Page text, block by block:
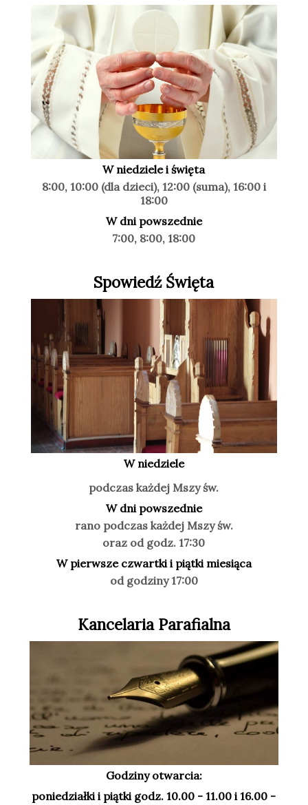
W niedziele i święta
8:00, 10:00 (dla dzieci), 12:00 (suma), 16:00 i
18:00
W dni powszednie
7:00, 8:00, 18:00
Spowiedź Święta
W niedziele
podczas każdej Mszy św.
W dni powszednie
rano podczas każdej Mszy św.
oraz od godz. 17:30
W pierwsze czwartki i piątki miesiąca
od godziny 17:00
Kancelaria Parafialna
Godziny otwarcia:
poniedziałki i piątki godz. 10.00 - 11.00 i 16.00 -